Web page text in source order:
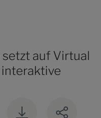
auf Virtual